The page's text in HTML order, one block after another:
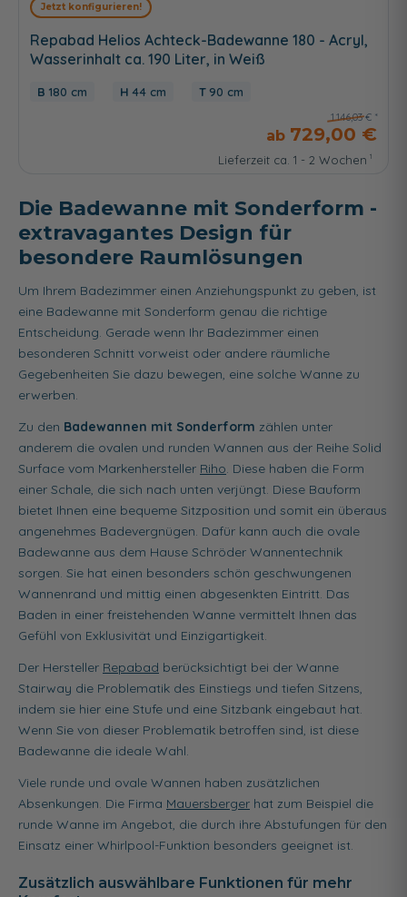
Jetzt konfigurieren!
Repabad Helios Achteck-Badewanne 180 - Acryl,
Wasserinhalt ca. 190 Liter, in Weiß
180 cm 44 cm 90 cm
1.146,03 €
729,00 €
Lieferzeit ca. 1 - 2 Wochen
Die Badewanne mit Sonderform -
extravagantes Design für
besondere Raumlösungen
Um Ihrem Badezimmer einen Anziehungspunkt zu geben, ist
eine Badewanne mit Sonderform genau die richtige
Entscheidung. Gerade wenn Ihr Badezimmer einen
besonderen Schnitt vorweist oder andere räumliche
Gegebenheiten Sie dazu bewegen, eine solche Wanne zu
erwerben.
Zu den Badewannen mit Sonderform zählen unter
anderem die ovalen und runden Wannen aus der Reihe Solid
Surface vom Markenhersteller Riho. Diese haben die Form
einer Schale, die sich nach unten verjüngt. Diese Bauform
bietet Ihnen eine bequeme Sitzposition und somit ein überaus
angenehmes Badevergnügen. Dafür kann auch die ovale
Badewanne aus dem Hause Schröder Wannentechnik
sorgen. Sie hat einen besonders schön geschwungenen
Wannenrand und mittig einen abgesenkten Eintritt. Das
Baden in einer freistehenden Wanne vermittelt Ihnen das
Gefühl von Exklusivität und Einzigartigkeit.
Der Hersteller Repabad berücksichtigt bei der Wanne
Stairway die Problematik des Einstiegs und tiefen Sitzens,
indem sie hier eine Stufe und eine Sitzbank eingebaut hat.
Wenn Sie von dieser Problematik betroffen sind, ist diese
Badewanne die ideale Wahl.
Viele runde und ovale Wannen haben zusätzlichen
Absenkungen. Die Firma Mauersberger hat zum Beispiel die
runde Wanne im Angebot, die durch ihre Abstufungen für den
Einsatz einer Whirlpool-Funktion besonders geeignet ist.
Zusätzlich auswählbare Funktionen für mehr